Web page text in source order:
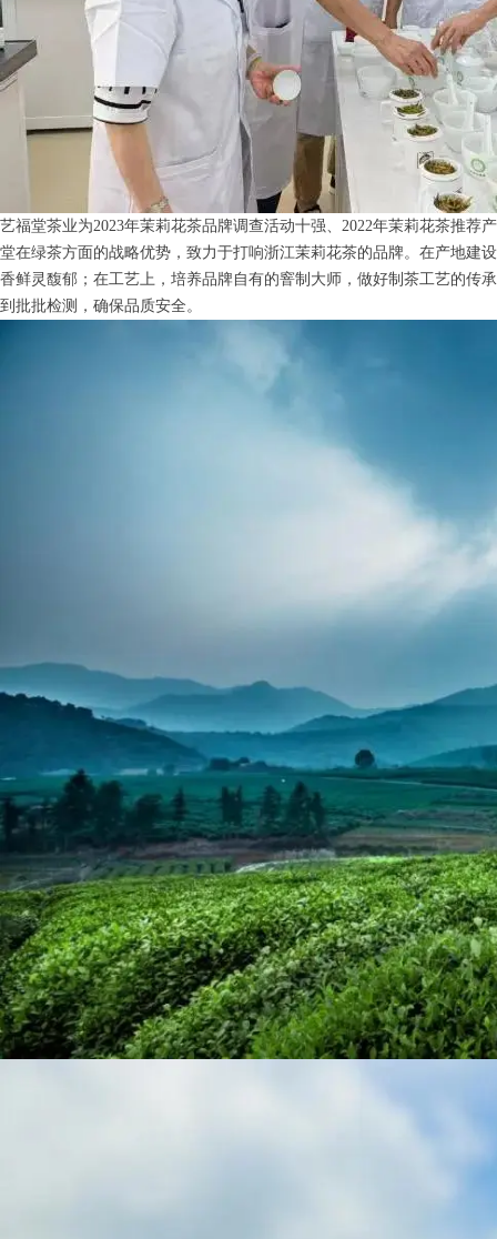
艺福堂茶业为2023年茉莉花茶品牌调查活动十强、2022年茉莉花茶推
堂在绿茶方面的战略优势，致力于打响浙江茉莉花茶的品牌。在产地建
香鲜灵馥郁；在工艺上，培养品牌自有的窨制大师，做好制茶工艺的传
到批批检测，确保品质安全。